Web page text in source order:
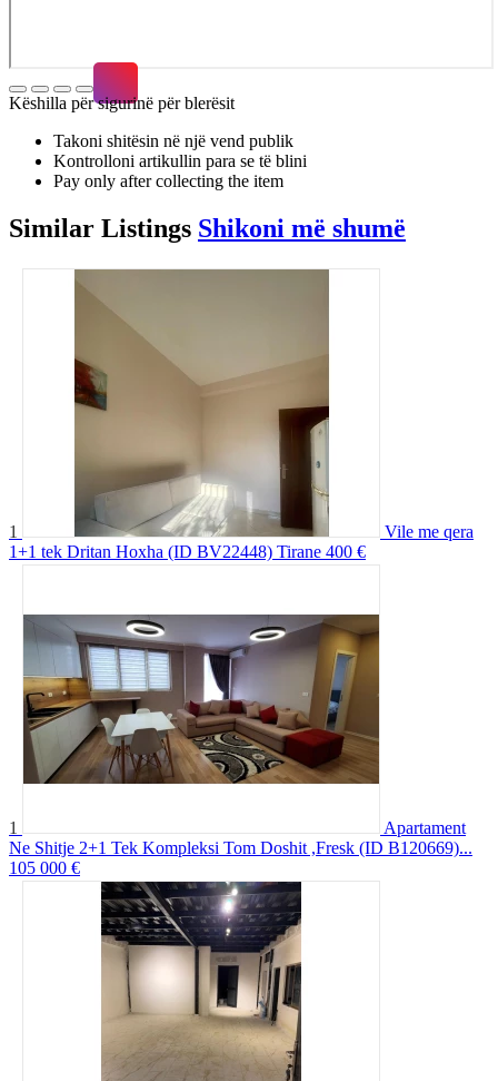
Këshilla për sigurinë për blerësit
Takoni shitësin në një vend publik
Kontrolloni artikullin para se të blini
Pay only after collecting the item
Similar Listings Shikoni më shumë
1
Vile me qera
1+1 tek Dritan Hoxha (ID BV22448) Tirane 400 €
1
Apartament
Ne Shitje 2+1 Tek Kompleksi Tom Doshit ,Fresk (ID B120669)...
105 000 €